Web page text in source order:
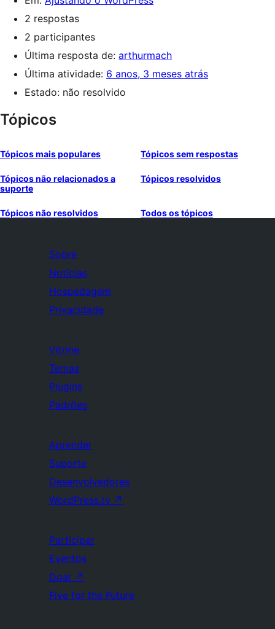
2 respostas
2 participantes
Última resposta de: arthurmach
Última atividade: 6 anos, 3 meses atrás
Estado: não resolvido
Tópicos
Tópicos mais populares Tópicos sem respostas
Tópicos não relacionados a
suporte
Tópicos resolvidos
Tópicos não resolvidos Todos os tópicos
Sobre
Notícias
Hospedagem
Privacidade
Vitrine
Temas
Plugins
Padrões
Aprender
Suporte
Desenvolvedores
WordPress.tv ↗
Participar
Eventos
Doar ↗
Five for the Future